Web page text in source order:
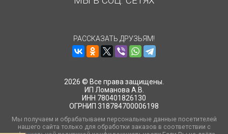
РАССКАЗАТЬ ДРУЗЬЯМ!
2026 © Все права защищены.
ИП Ломанова А.В.
ИНН 780401826130
ОГРНИП 318784700006198
Мы получаем и обрабатываем персональные данные посетителей
нашего сайта только для обработки заказов в соответствии с